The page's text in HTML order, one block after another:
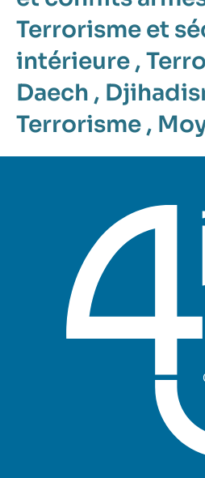
Terrorisme et
intérieure ,
Daech ,
Terrorisme ,